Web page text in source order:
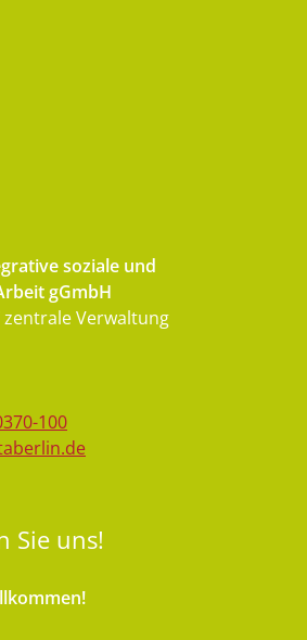
soziale und
gGmbH
Verwaltung
100
Sie uns!